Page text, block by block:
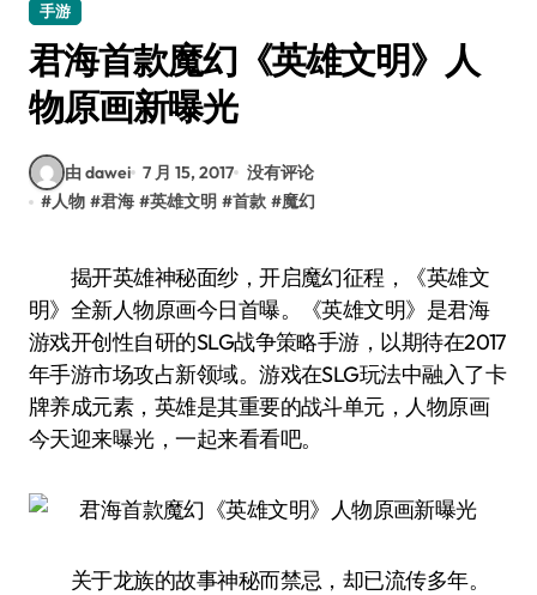
手游
君海首款魔幻《英雄文明》人
物原画新曝光
由 dawei 7 月 15, 2017 没有评论
#人物 #君海 #英雄文明 #首款 #魔幻
揭开英雄神秘面纱，开启魔幻征程，《英雄文
明》全新人物原画今日首曝。《英雄文明》是君海
游戏开创性自研的SLG战争策略手游，以期待在2017
年手游市场攻占新领域。游戏在SLG玩法中融入了卡
牌养成元素，英雄是其重要的战斗单元，人物原画
今天迎来曝光，一起来看看吧。
关于龙族的故事神秘而禁忌，却已流传多年。